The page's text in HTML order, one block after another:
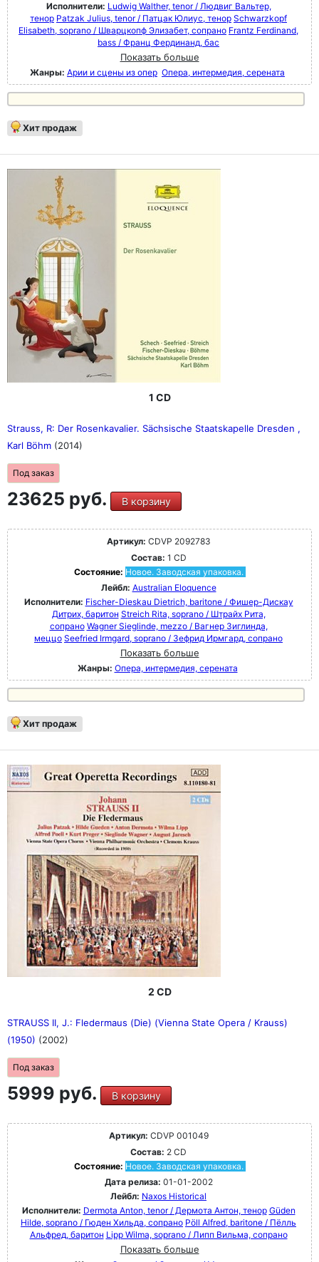
Исполнители: Ludwig Walther, tenor / Людвиг Вальтер,
тенор Patzak Julius, tenor / Патцак Юлиус, тенор Schwarzkopf
Elisabeth, soprano / Шварцкопф Элизабет, сопрано Frantz Ferdinand,
bass / Франц Фердинанд, бас
Показать больше
Жанры: Арии и сцены из опер Опера, интермедия, серената
Хит продаж
1 CD
Strauss, R: Der Rosenkavalier. Sächsische Staatskapelle Dresden ,
Karl Böhm (2014)
Под заказ
23625 руб. В корзину
Артикул: CDVP 2092783
Состав: 1 CD
Состояние: Новое. Заводская упаковка.
Лейбл: Australian Eloquence
Исполнители: Fischer-Dieskau Dietrich, baritone / Фишер-Дискау
Дитрих, баритон Streich Rita, soprano / Штрайх Рита,
сопрано Wagner Sieglinde, mezzo / Вагнер Зиглинда,
меццо Seefried Irmgard, soprano / Зефрид Ирмгард, сопрано
Показать больше
Жанры: Опера, интермедия, серената
Хит продаж
2 CD
STRAUSS II, J.: Fledermaus (Die) (Vienna State Opera / Krauss)
(1950) (2002)
Под заказ
5999 руб. В корзину
Артикул: CDVP 001049
Состав: 2 CD
Состояние: Новое. Заводская упаковка.
Дата релиза: 01-01-2002
Лейбл: Naxos Historical
Исполнители: Dermota Anton, tenor / Дермота Антон, тенор Güden
Hilde, soprano / Гюден Хильда, сопрано Pöll Alfred, baritone / Пёлль
Альфред, баритон Lipp Wilma, soprano / Липп Вильма, сопрано
Показать больше